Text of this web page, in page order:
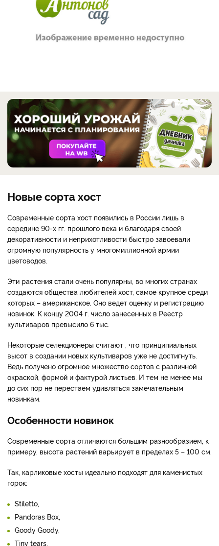
Новые сорта хост
Современные сорта хост появились в России лишь в
середине 90-х гг. прошлого века и благодаря своей
декоративности и неприхотливости быстро завоевали
огромную популярность у многомиллионной армии
цветоводов.
Эти растения стали очень популярны, во многих странах
создаются общества любителей хост, самое крупное среди
которых – американское. Оно ведет оценку и регистрацию
новинок. К концу 2004 г. число занесенных в Реестр
культиваров превысило 6 тыс.
Некоторые селекционеры считают , что принципиальных
высот в создании новых культиваров уже не достигнуть.
Ведь получено огромное множество сортов с различной
окраской, формой и фактурой листьев. И тем не менее мы
до сих пор не перестаем удивляться замечательным
новинкам.
Особенности новинок
Современные сорта отличаются большим разнообразием, к
примеру, высота растений варьирует в пределах 5 – 100 см.
Так, карликовые хосты идеально подходят для каменистых
горок:
Stiletto,
Pandoras Box,
Goody Goody,
Tiny tears,